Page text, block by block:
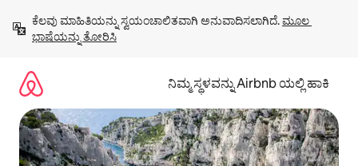
ಹೋಗಿ
ಕೆಲವು ಮಾಹಿತಿಯನ್ನು ಸ್ವಯಂಚಾಲಿತವಾಗಿ ಅನುವಾದಿಸಲಾಗಿದೆ. ಮೂಲ
ಭಾಷೆಯನ್ನು ತೋರಿಸಿ
ನಿಮ್ಮ ಸ್ಥಳವನ್ನು Airbnb ಯಲ್ಲಿ ಹಾಕಿ